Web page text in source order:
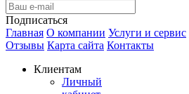
Подписаться
Главная О компании Услуги и сервис
Отзывы Карта сайта Контакты
Клиентам
Личный